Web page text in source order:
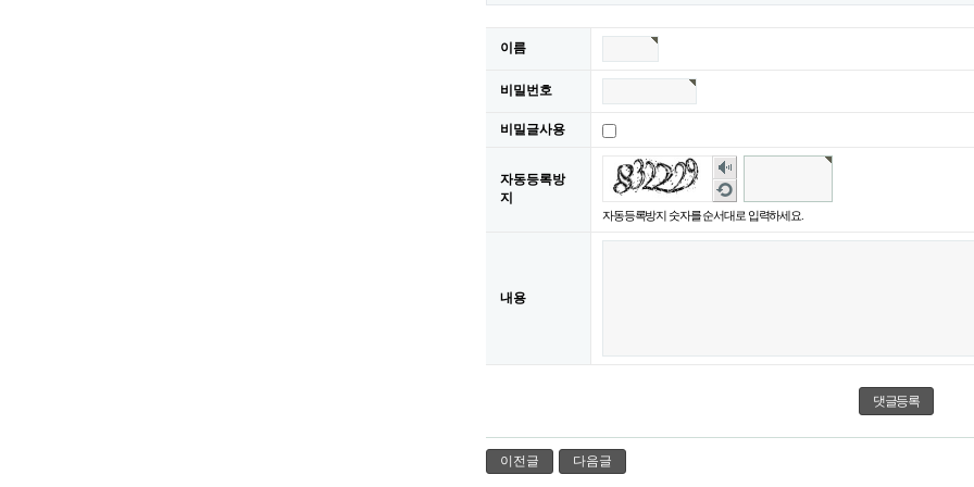
이름
비밀번호
비밀글사용
자동등록방
지
숫
자
음
성
듣
새
로
고
침
자동등록방지 숫자를 순서대로 입력하세요.
내용
이전글 다음글